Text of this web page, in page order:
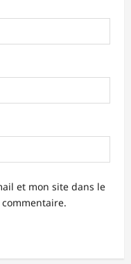
et mon site dans le